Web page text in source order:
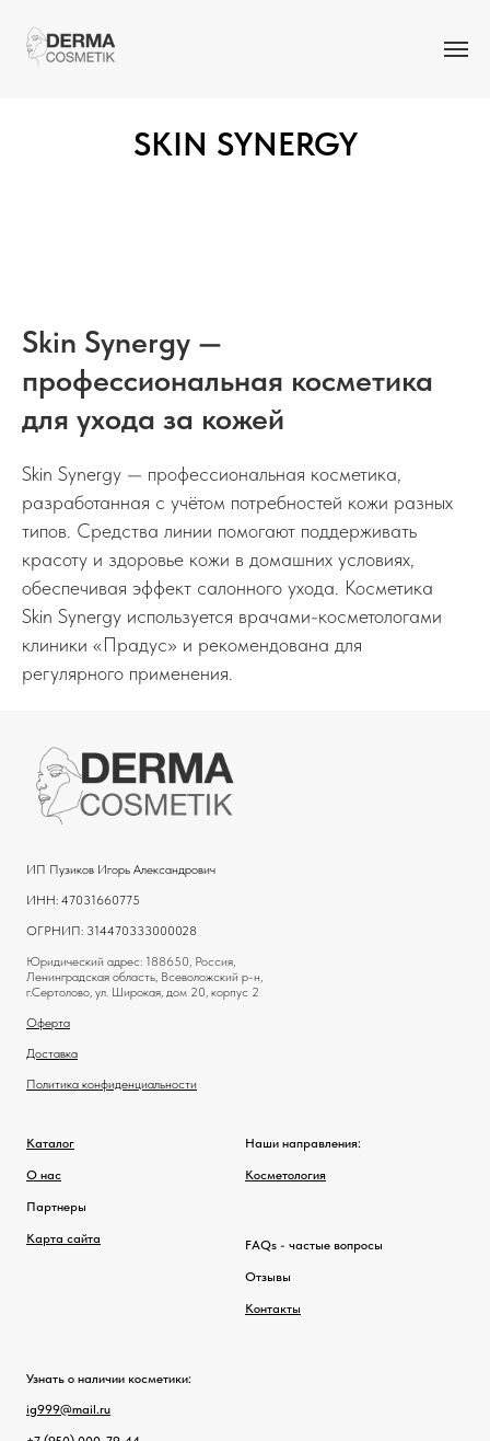
SKIN SYNERGY
Skin Synergy —
профессиональная косметика
для ухода за кожей
Skin Synergy — профессиональная косметика,
разработанная с учётом потребностей кожи разных
типов. Средства линии помогают поддерживать
красоту и здоровье кожи в домашних условиях,
обеспечивая эффект салонного ухода. Косметика
Skin Synergy используется врачами-косметологами
клиники «Прадус» и рекомендована для
регулярного применения.
ИП Пузиков Игорь Александрович
ИНН: 47031660775
ОГРНИП: 314470333000028
Юридический адрес: 188650, Россия,
Ленинградская область, Всеволожский р-н,
г.Сертолово, ул. Широкая, дом 20, корпус 2
Оферта
Доставка
Политика конфиденциальности
Каталог
О нас
Партнеры
Карта сайта
Наши направления:
Косметология
FAQs - частые вопросы
Отзывы
Контакты
Узнать о наличии косметики:
ig999@mail.ru